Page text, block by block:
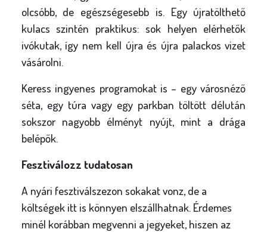
olcsóbb, de egészségesebb is. Egy újratölthető
kulacs szintén praktikus: sok helyen elérhetők
ivókutak, így nem kell újra és újra palackos vizet
vásárolni.
Keress ingyenes programokat is – egy városnéző
séta, egy túra vagy egy parkban töltött délután
sokszor nagyobb élményt nyújt, mint a drága
belépők.
Fesztiválozz tudatosan
A nyári fesztiválszezon sokakat vonz, de a
költségek itt is könnyen elszállhatnak. Érdemes
minél korábban megvenni a jegyeket, hiszen az